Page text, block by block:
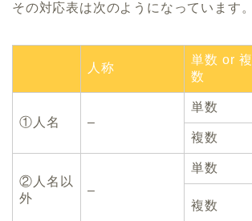
その対応表は次のようになっています。
人称
単数 or 複
数
①人名 –
単数
複数
②人名以
外
–
単数
複数